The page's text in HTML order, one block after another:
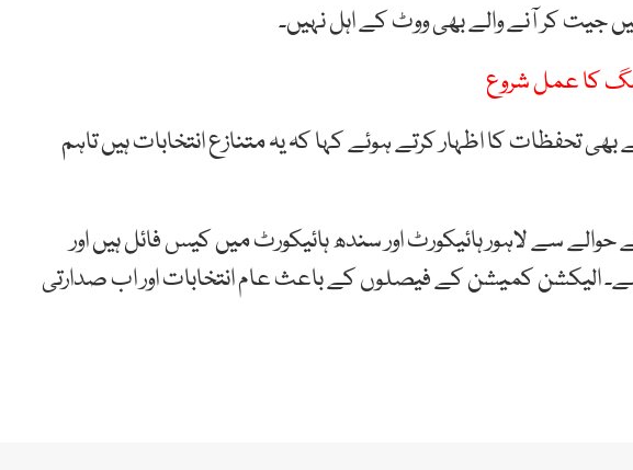
جیت کر آنے والے بھی ووٹ کے اہل نہیں۔
تحفظات کا اظہار کرتے ہوئے کہا کہ یہ متنازع انتخابات ہیں تاہم
سے لاہور ہائیکورٹ اور سندھ ہائیکورٹ میں کیس فائل ہیں اور
ہے۔ الیکشن کمیشن کے فیصلوں کے باعث عام انتخابات اور اب صدارتی